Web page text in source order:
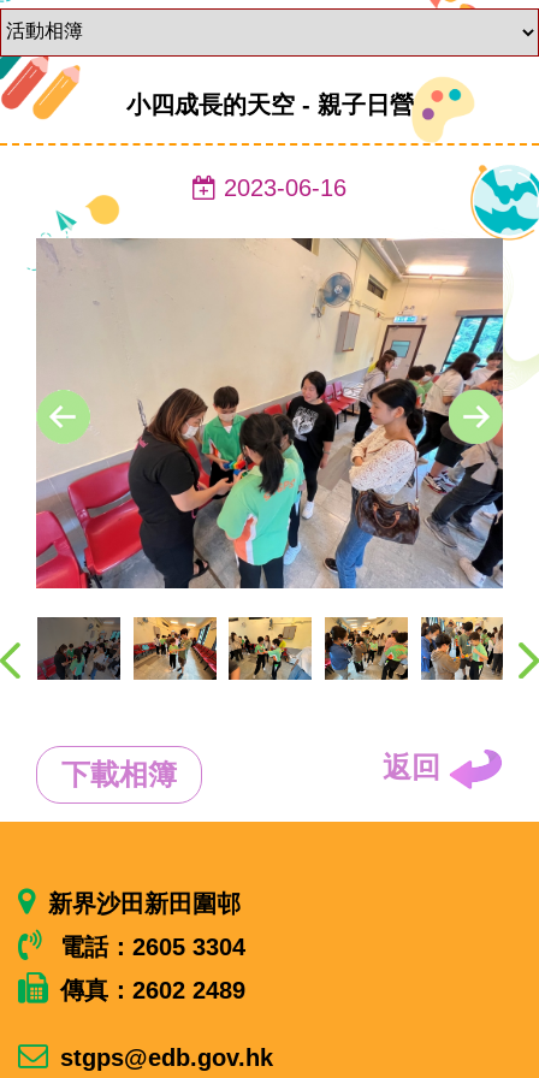
小四成長的天空 - 親子日營
2023-06-16
下載相簿 返回
新界沙田新田圍邨
電話：2605 3304
傳真：2602 2489
stgps@edb.gov.hk